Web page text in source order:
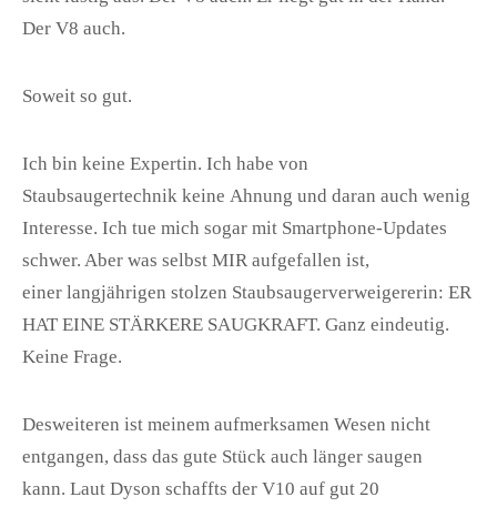
Der V8 auch.
Soweit so gut.
Ich bin keine Expertin. Ich habe von
Staubsaugertechnik keine Ahnung und daran auch wenig
Interesse. Ich tue mich sogar mit Smartphone-Updates
schwer. Aber was selbst MIR aufgefallen ist,
einer langjährigen stolzen Staubsaugerverweigererin: ER
HAT EINE STÄRKERE SAUGKRAFT. Ganz eindeutig.
Keine Frage.
Desweiteren ist meinem aufmerksamen Wesen nicht
entgangen, dass das gute Stück auch länger saugen
kann. Laut Dyson schaffts der V10 auf gut 20